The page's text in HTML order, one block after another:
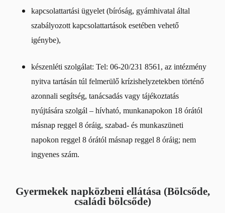
kapcsolattartási ügyelet (bíróság, gyámhivatal által
szabályozott kapcsolattartások esetében vehető
igénybe),
készenléti szolgálat: Tel: 06-20/231 8561, az intézmény
nyitva tartásán túl felmerülő krízishelyzetekben történő
azonnali segítség, tanácsadás vagy tájékoztatás
nyújtására szolgál – hívható, munkanapokon 18 órától
másnap reggel 8 óráig, szabad- és munkaszüneti
napokon reggel 8 órától másnap reggel 8 óráig; nem
ingyenes szám.
Gyermekek napközbeni ellátása (Bölcsőde,
családi bölcsőde)